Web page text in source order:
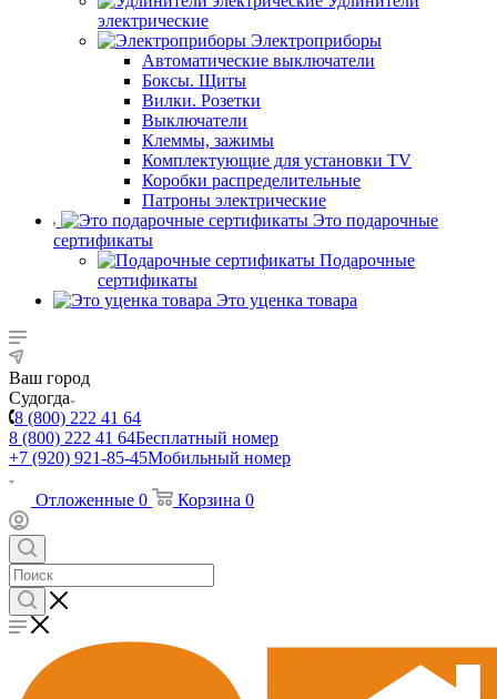
электрические
Электроприборы
Автоматические выключатели
Боксы. Щиты
Вилки. Розетки
Выключатели
Клеммы, зажимы
Комплектующие для установки TV
Коробки распределительные
Патроны электрические
Это подарочные
сертификаты
Подарочные
сертификаты
Это уценка товара
Ваш город
Судогда
8 (800) 222 41 64
8 (800) 222 41 64Бесплатный номер
+7 (920) 921-85-45Мобильный номер
Отложенные 0 Корзина 0